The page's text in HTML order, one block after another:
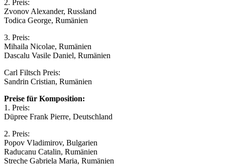
2. Preis:
Zvonov Alexander, Russland
Todica George, Rumänien
3. Preis:
Mihaila Nicolae, Rumänien
Dascalu Vasile Daniel, Rumänien
Carl Filtsch Preis:
Sandrin Cristian, Rumänien
Preise für Komposition:
1. Preis:
Düpree Frank Pierre, Deutschland
2. Preis:
Popov Vladimirov, Bulgarien
Raducanu Catalin, Rumänien
Streche Gabriela Maria, Rumänien